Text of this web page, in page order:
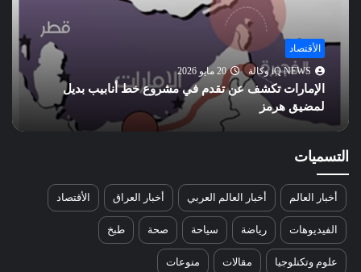
أخبار العالم
iQ NEWS وكالة
20 مايو 2026
تحسن علاقات واشنطن وبكين.. هل يهدد مصالح روسيا
الاستراتيجية؟
التسميات
أخبار العالم أخبار العالم العربي أخبار العراق الأقتصاد
الفيديوهات رياضة سياحة صحة طبخ
علوم وتكنلوجيا مقالات منوعات